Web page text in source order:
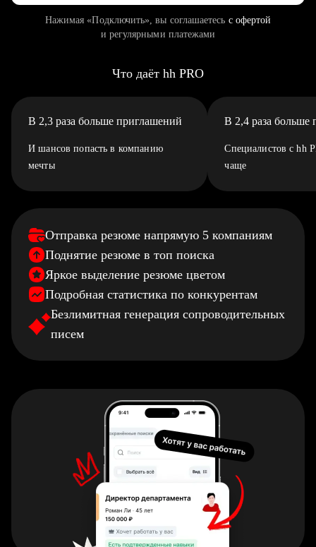
Нажимая «Подключить», вы соглашаетесь с офертой
и регулярными платежами
Что даёт hh PRO
В 2,3 раза больше приглашений
И шансов попасть в компанию
мечты
В 2,4 раза больше
Специалистов с hh
чаще
Отправка резюме напрямую 5 компаниям
Поднятие резюме в топ поиска
Яркое выделение резюме цветом
Подробная статистика по конкурентам
Безлимитная генерация сопроводительных
писем